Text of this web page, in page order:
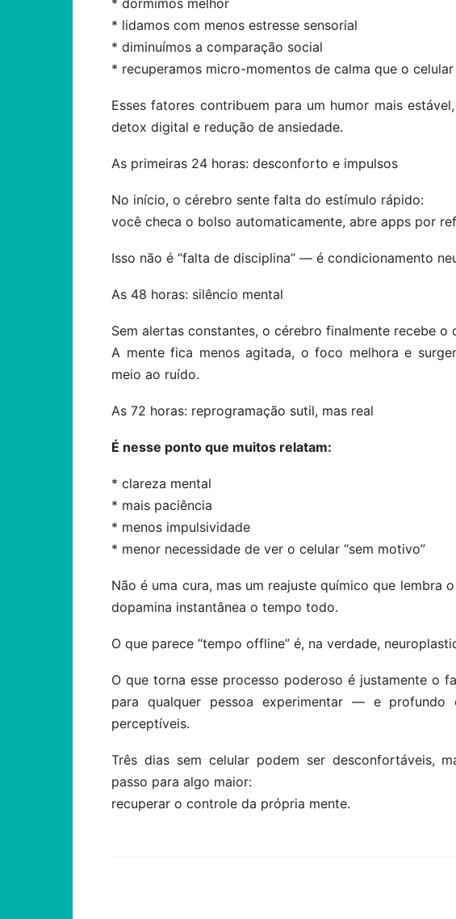
* dormimos melhor
* lidamos com menos estresse sensorial
* diminuímos a comparação social
* recuperamos micro-momentos de calma que o
Esses fatores contribuem para um humor mais
detox digital e redução de ansiedade.
As primeiras 24 horas: desconforto e impulsos
No início, o cérebro sente falta do estímulo rápido:
você checa o bolso automaticamente, abre apps por
Isso não é “falta de disciplina” — é condicionamento
As 48 horas: silêncio mental
Sem alertas constantes, o cérebro finalmente recebe o
A mente fica menos agitada, o foco melhora e
meio ao ruído.
As 72 horas: reprogramação sutil, mas real
É nesse ponto que muitos relatam:
* clareza mental
* mais paciência
* menos impulsividade
* menor necessidade de ver o celular “sem motivo”
Não é uma cura, mas um reajuste químico que lembra
dopamina instantânea o tempo todo.
O que parece “tempo offline” é, na verdade,
O que torna esse processo poderoso é justamente o
para qualquer pessoa experimentar — e profundo
perceptíveis.
Três dias sem celular podem ser desconfortáveis,
passo para algo maior:
recuperar o controle da própria mente.